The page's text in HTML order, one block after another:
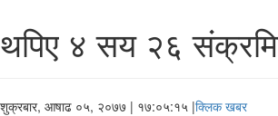
थपिए ४ सय २६
शुक्रबार, आषाढ ०५, २०७७ | १७:०५:१५ |क्लिक खबर